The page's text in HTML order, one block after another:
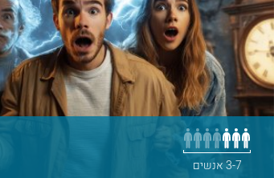
3-7 אנשים